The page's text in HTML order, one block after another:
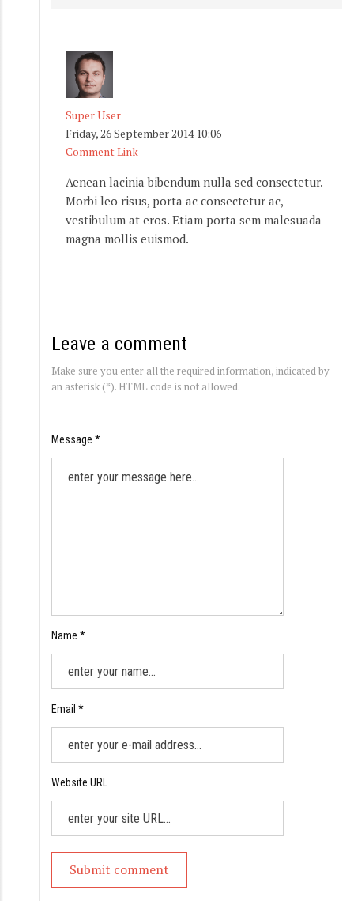
Super User
Friday, 26 September 2014 10:06
Comment Link
Aenean lacinia bibendum nulla sed consectetur.
Morbi leo risus, porta ac consectetur ac,
vestibulum at eros. Etiam porta sem malesuada
magna mollis euismod.
Leave a comment
Make sure you enter all the required information, indicated by
an asterisk (*). HTML code is not allowed.
Message *
Name *
Email *
Website URL